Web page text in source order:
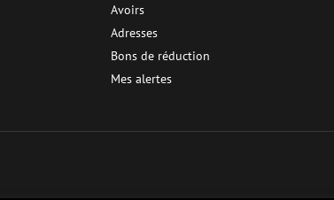
Avoirs
Adresses
Bons de réduction
Mes alertes